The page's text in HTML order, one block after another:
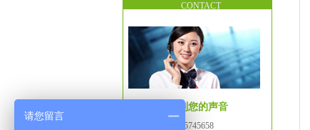
CONTACT
我们很想听到您的声音
13925745658
请您留言